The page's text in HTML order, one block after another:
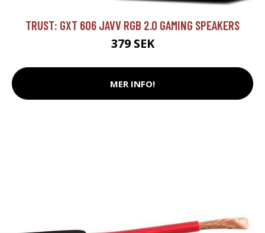
TRUST: GXT 606 JAVV RGB 2.0 GAMING SPEAKERS
379 SEK
MER INFO!